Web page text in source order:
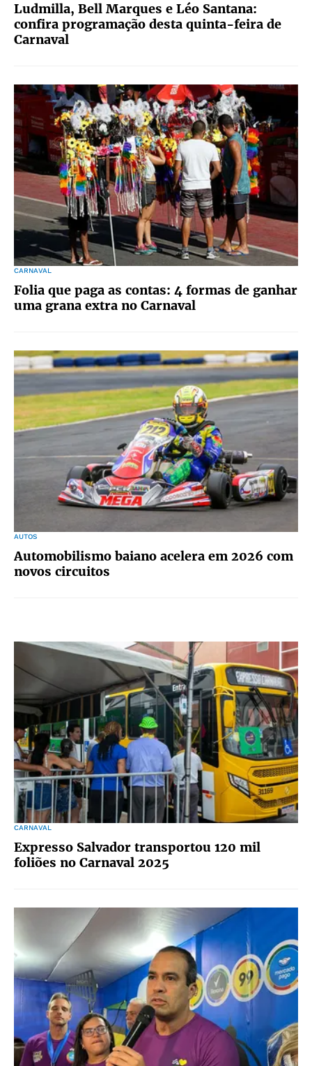
Ludmilla, Bell Marques e Léo Santana:
confira programação desta quinta-feira de
Carnaval
CARNAVAL
Folia que paga as contas: 4 formas de ganhar
uma grana extra no Carnaval
AUTOS
Automobilismo baiano acelera em 2026 com
novos circuitos
CARNAVAL
Expresso Salvador transportou 120 mil
foliões no Carnaval 2025